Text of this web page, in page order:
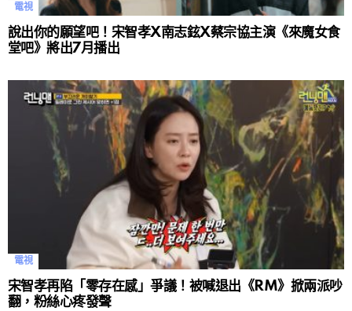
電視
說出你的願望吧！宋智孝X南志鉉X蔡宗協主演《來魔女食
堂吧》將出7月播出
電視
宋智孝再陷「零存在感」爭議！被喊退出《RM》掀兩派吵
翻，粉絲心疼發聲